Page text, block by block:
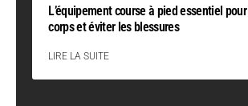
L’équipement course à pied essentiel
corps et éviter les blessures
LIRE LA SUITE